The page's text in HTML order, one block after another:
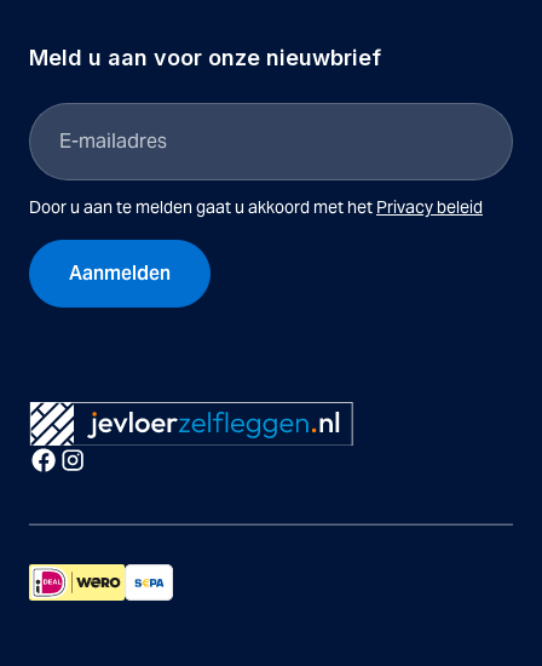
Meld u aan voor onze nieuwbrief
E-
mailadres
(Vereist)
Door u aan te melden gaat u akkoord met het Privacy beleid
CAPTCHA